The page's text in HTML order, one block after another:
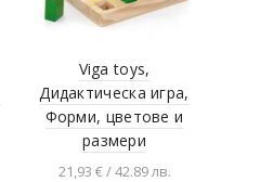
Viga toys,
Дидактическа игра,
Форми, цветове и
размери
21,93 € / 42.89 лв.